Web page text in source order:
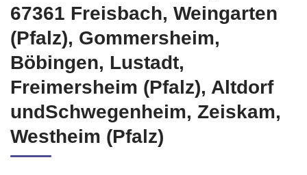
67361 Freisbach, Weingarten
(Pfalz), Gommersheim,
Böbingen, Lustadt,
Freimersheim (Pfalz), Altdorf
undSchwegenheim, Zeiskam,
Westheim (Pfalz)